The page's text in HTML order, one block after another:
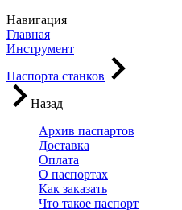
Навигация
Главная
Инструмент
Паспорта станков
Назад
Архив паспартов
Доставка
Оплата
О паспортах
Как заказать
Что такое паспорт